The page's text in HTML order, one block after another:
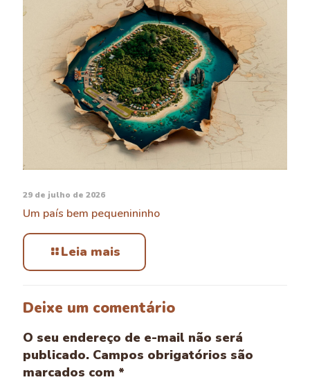
29 de julho de 2026
Um país bem pequenininho
Leia mais
Deixe um comentário
O seu endereço de e-mail não será
publicado. Campos obrigatórios são
marcados com *